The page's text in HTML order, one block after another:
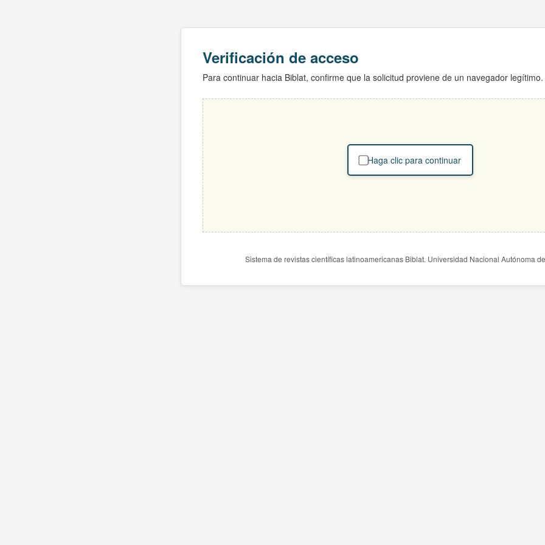
Verificación de acceso
Para continuar hacia Biblat, confirme que la solicitud proviene de un navegador legítimo.
Haga clic para continuar
Sistema de revistas científicas latinoamericanas Biblat. Universidad Nacional Autónoma